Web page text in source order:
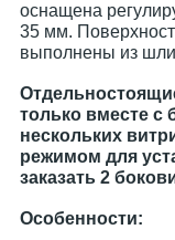
оснащена
35 мм.
выполнены из
только вместе с
нескольких
режимом для
заказать 2
Особенности: